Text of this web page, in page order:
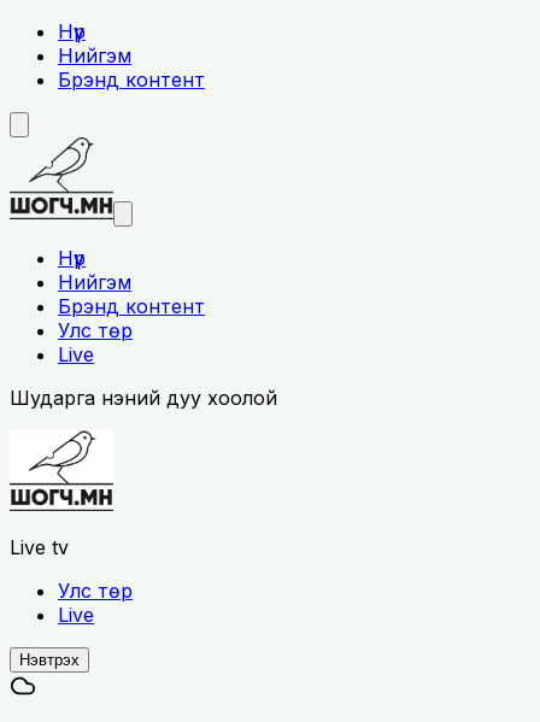
Нүүр
Нийгэм
Брэнд контент
Нүүр
Нийгэм
Брэнд контент
Улс төр
Live
Шударга үнэний дуу хоолой
Live tv
Улс төр
Live
Нэвтрэх